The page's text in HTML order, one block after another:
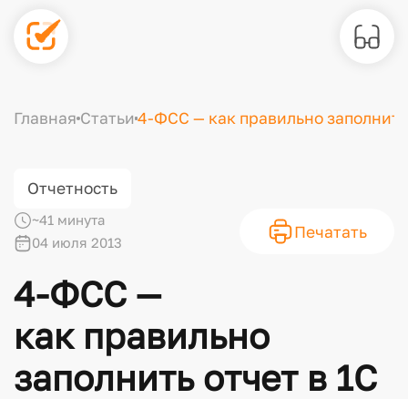
Главная Статьи 4-ФСС — как правильно заполнить
Отчетность
~41 минута
04 июля 2013
Печатать
4-ФСС —
как правильно
заполнить отчет в 1С